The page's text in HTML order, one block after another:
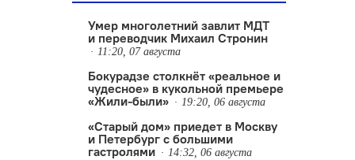
Умер многолетний завлит МДТ
и переводчик Михаил Стронин
11:20, 07 августа
Бокурадзе столкнëт «реальное и
чудесное» в кукольной премьере
«Жили-были»
19:20, 06 августа
«Старый дом» приедет в Москву
и Петербург с большими
гастролями
14:32, 06 августа